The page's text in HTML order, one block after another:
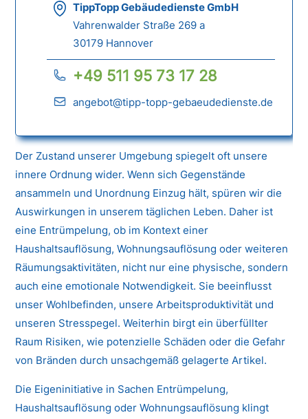
TippTopp Gebäudedienste GmbH
Vahrenwalder Straße 269 a
30179 Hannover
+49 511 95 73 17 28
angebot@tipp-topp-gebaeudedienste.de
Der Zustand unserer Umgebung spiegelt oft unsere
innere Ordnung wider. Wenn sich Gegenstände
ansammeln und Unordnung Einzug hält, spüren wir die
Auswirkungen in unserem täglichen Leben. Daher ist
eine Entrümpelung, ob im Kontext einer
Haushaltsauflösung, Wohnungsauflösung oder weiteren
Räumungsaktivitäten, nicht nur eine physische, sondern
auch eine emotionale Notwendigkeit. Sie beeinflusst
unser Wohlbefinden, unsere Arbeitsproduktivität und
unseren Stresspegel. Weiterhin birgt ein überfüllter
Raum Risiken, wie potenzielle Schäden oder die Gefahr
von Bränden durch unsachgemäß gelagerte Artikel.
Die Eigeninitiative in Sachen Entrümpelung,
Haushaltsauflösung oder Wohnungsauflösung klingt